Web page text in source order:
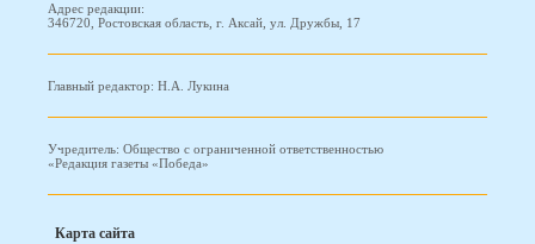
Адрес редакции:
346720, Ростовская область, г. Аксай, ул. Дружбы, 17
Главный редактор: Н.А. Лукина
Учредитель: Общество с ограниченной ответственностью
«Редакция газеты «Победа»
Карта сайта